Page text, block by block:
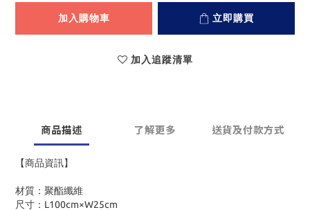
加入購物車 立即購買
加入追蹤清單
商品描述 了解更多 送貨及付款方式
【商品資訊】
材質：聚酯纖維
尺寸：L100cm×W25cm